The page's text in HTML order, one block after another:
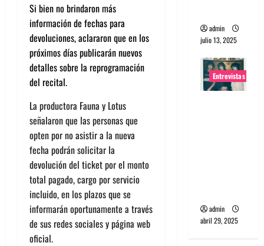
Si bien no brindaron más
información de fechas para
devoluciones, aclararon que en los
próximos días publicarán nuevos
detalles sobre la reprogramación
del recital.
La productora Fauna y Lotus
señalaron que las personas que
opten por no asistir a la nueva
fecha podrán solicitar la
devolución del ticket por el monto
total pagado, cargo por servicio
incluido, en los plazos que se
informarán oportunamente a través
de sus redes sociales y página web
oficial.
admin
julio 13, 2025
Entrevistas
admin
abril 29, 2025